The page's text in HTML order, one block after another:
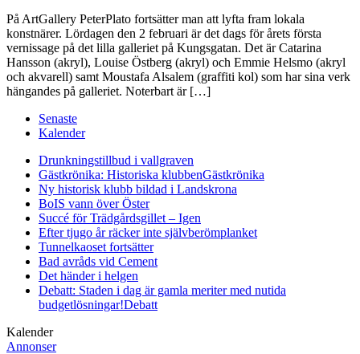
På ArtGallery PeterPlato fortsätter man att lyfta fram lokala
konstnärer. Lördagen den 2 februari är det dags för årets första
vernissage på det lilla galleriet på Kungsgatan. Det är Catarina
Hansson (akryl), Louise Östberg (akryl) och Emmie Helsmo (akryl
och akvarell) samt Moustafa Alsalem (graffiti kol) som har sina verk
hängandes på galleriet. Noterbart är […]
Senaste
Kalender
Drunkningstillbud i vallgraven
Gästkrönika: Historiska klubbenGästkrönika
Ny historisk klubb bildad i Landskrona
BoIS vann över Öster
Succé för Trädgårdsgillet – Igen
Efter tjugo år räcker inte självberömplanket
Tunnelkaoset fortsätter
Bad avråds vid Cement
Det händer i helgen
Debatt: Staden i dag är gamla meriter med nutida
budgetlösningar!Debatt
Kalender
Annonser